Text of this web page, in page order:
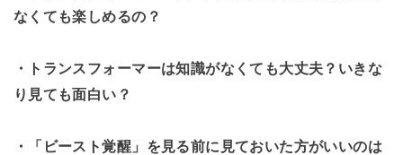
なくても楽しめるの？
・トランスフォーマーは知識がなくても大丈夫？いきな
り見ても面白い？
・「ビースト覚醒」を見る前に見ておいた方がいいのは